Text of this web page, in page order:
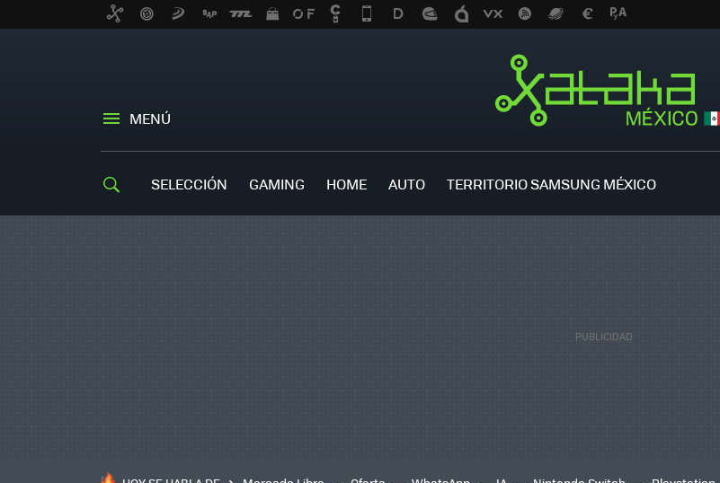
MENÚ
SELECCIÓN GAMING HOME AUTO TERRITORIO SAMSUNG MÉXICO